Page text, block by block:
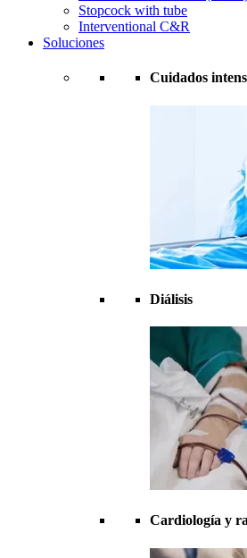
Stopcock with tube
Interventional C&R
Soluciones
Cuidados
Diálisis
Cardiología y